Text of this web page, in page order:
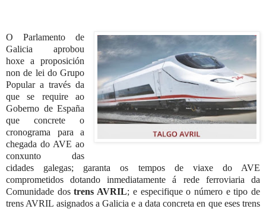
O Parlamento de
Galicia aprobou
hoxe a proposición
non de lei do Grupo
Popular a través da
que se require ao
Goberno de España
que concreteo
cronograma para a
chegada do AVE ao
conxunto das
cidades galegas; garanta os tempos de viaxe do AVE
comprometidos dotando inmediatamente á rede ferroviaria da
Comunidade dostrens AVRIL; e especifique o número e tipo de
trens AVRIL asignados a Galicia e a data concreta en que eses trens